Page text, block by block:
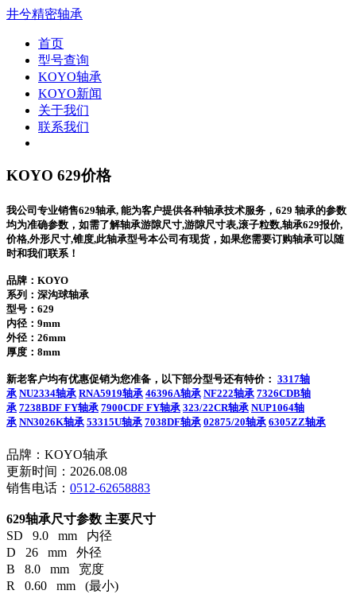
井兮精密轴承
首页
型号查询
KOYO轴承
KOYO新闻
关于我们
联系我们
KOYO 629价格
我公司专业销售629轴承, 能为客户提供各种轴承技术服务，629 轴承的参数
均为准确参数，如需了解轴承游隙尺寸,游隙尺寸表,滚子粒数,轴承629报价,
价格,外形尺寸,锥度,此轴承型号本公司有现货，如果您需要订购轴承可以随
时和我们联系！
品牌：KOYO
系列：深沟球轴承
型号： 629
内径：9mm
外径：26mm
厚度：8mm
新老客户均有优惠促销为您准备，以下部分型号还有特价： 3317轴
承 NU2334轴承 RNA5919轴承 46396A轴承 NF222轴承 7326CDB轴
承 7238BDF FY轴承 7900CDF FY轴承 323/22CR轴承 NUP1064轴
承 NN3026K轴承 53315U轴承 7038DF轴承 02875/20轴承 6305ZZ轴承
品牌：KOYO轴承
更新时间：2026.08.08
销售电话： 0512-62658883
629轴承尺寸参数 主要尺寸
SD 9.0 mm 内径
D 26 mm 外径
B 8.0 mm 宽度
R 0.60 mm (最小)